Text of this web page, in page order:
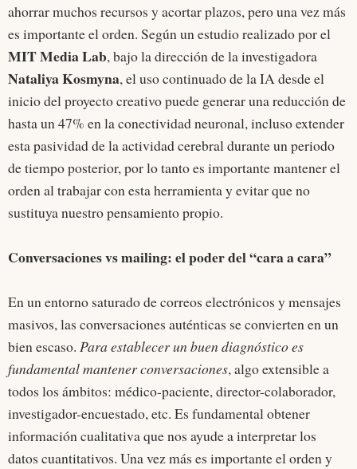
ahorrar muchos recursos y acortar plazos, pero una vez más
es importante el orden. Según un estudio realizado por el
MIT Media Lab, bajo la dirección de la investigadora
Nataliya Kosmyna, el uso continuado de la IA desde el
inicio del proyecto creativo puede generar una reducción de
hasta un 47% en la conectividad neuronal, incluso extender
esta pasividad de la actividad cerebral durante un periodo
de tiempo posterior, por lo tanto es importante mantener el
orden al trabajar con esta herramienta y evitar que no
sustituya nuestro pensamiento propio.
Conversaciones vs mailing: el poder del “cara a cara”
En un entorno saturado de correos electrónicos y mensajes
masivos, las conversaciones auténticas se convierten en un
bien escaso. Para establecer un buen diagnóstico es
fundamental mantener conversaciones, algo extensible a
todos los ámbitos: médico-paciente, director-colaborador,
investigador-encuestado, etc. Es fundamental obtener
información cualitativa que nos ayude a interpretar los
datos cuantitativos. Una vez más es importante el orden y